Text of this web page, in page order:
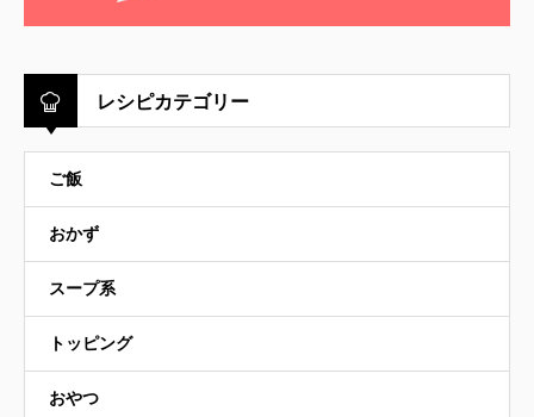
レシピカテゴリー
ご飯
おかず
スープ系
トッピング
おやつ